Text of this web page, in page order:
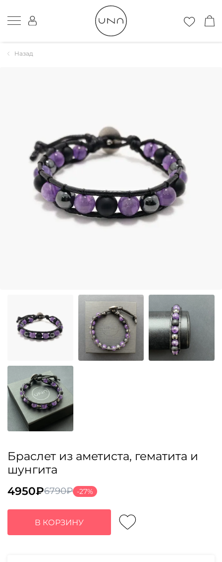
Назад
Браслет из аметиста, гематита и
шунгита
6790₽
Первоначальная
цена
составляла
6790₽.
4950₽
Текущая
цена:
4950₽.
-27%
В КОРЗИНУ